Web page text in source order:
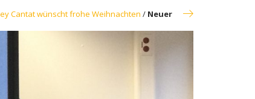
Cantat wünscht frohe Weihnachten / Neuer